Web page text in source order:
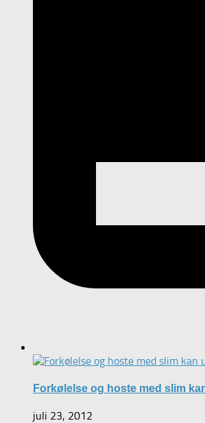
Forkølelse og hoste med slim
juli 23, 2012